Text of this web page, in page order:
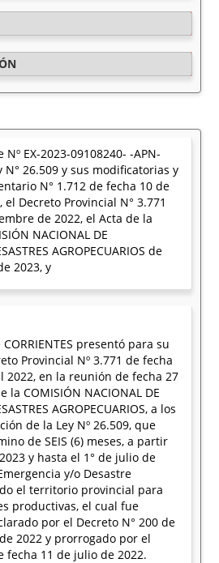
Nº EX-2023-09108240- -APN-
N° 26.509 y sus modificatorias y
N° 1.712 de fecha 10 de
Decreto Provincial N° 3.771
de 2022, el Acta de la
NACIONAL DE
AGROPECUARIOS de
2023, y
presentó para su
Provincial Nº 3.771 de fecha
2022, en la reunión de fecha 27
la COMISIÓN NACIONAL DE
AGROPECUARIOS, a los
de la Ley Nº 26.509, que
de SEIS (6) meses, a partir
y hasta el 1° de julio de
y/o Desastre
el territorio provincial para
productivas, el cual fue
por el Decreto N° 200 de
2022 y prorrogado por el
fecha 11 de julio de 2022.